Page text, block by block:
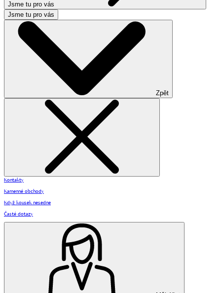
Jsme tu pro vás
Jsme tu pro vás
Zpět
Kontakty
Kamenné obchody
Když kousek nesedne
Časté dotazy